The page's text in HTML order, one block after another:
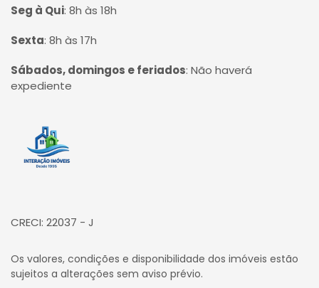
Seg à Qui: 8h às 18h
Sexta: 8h às 17h
Sábados, domingos e feriados: Não haverá
expediente
Página inicial
CRECI: 22037 - J
Os valores, condições e disponibilidade dos imóveis estão
sujeitos a alterações sem aviso prévio.